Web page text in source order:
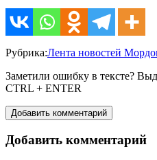
Рубрика:Лента новостей
Заметили ошибку в тексте?
CTRL + ENTER
Добавить комментарий
Добавить комментарий